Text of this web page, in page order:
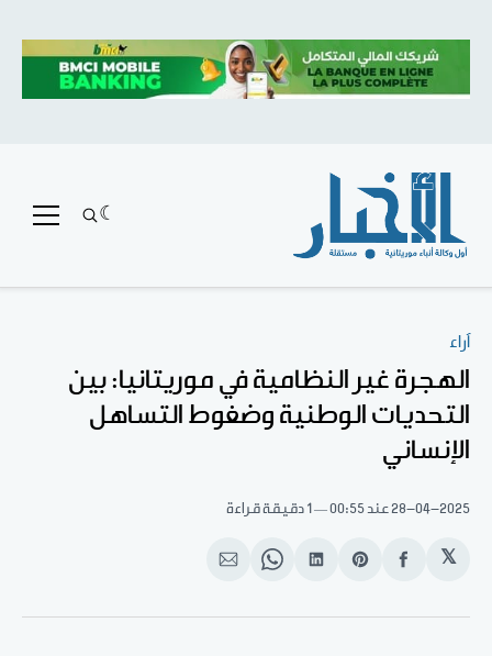
آراء
الهجرة غير النظامية في موريتانيا: بين
التحديات الوطنية وضغوط التساهل
الإنساني
28-04-2025عند 00:55 1 دقيقة قراءة
𝕏
انشر
الفيسبوك
Share
Pinterest
انشر
لينكد
Share
WhatsApp
انشر
الإيميل